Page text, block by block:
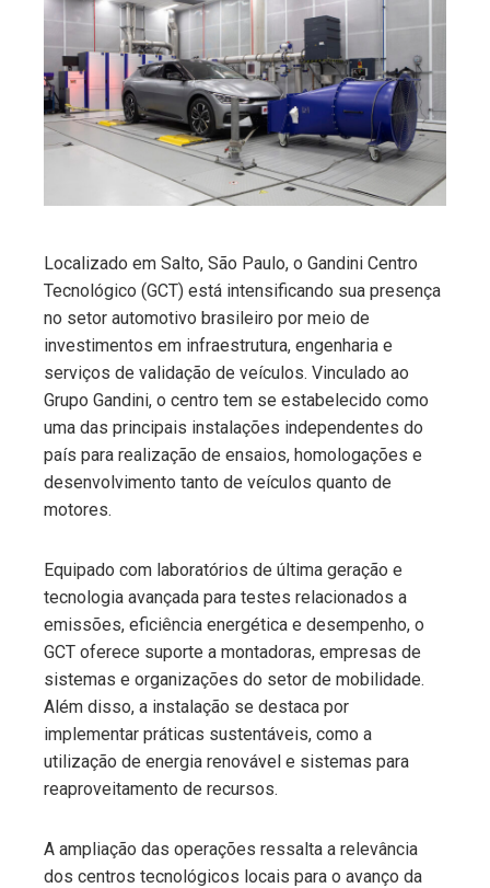
Localizado em Salto, São Paulo, o Gandini Centro
Tecnológico (GCT) está intensificando sua presença
no setor automotivo brasileiro por meio de
investimentos em infraestrutura, engenharia e
serviços de validação de veículos. Vinculado ao
Grupo Gandini, o centro tem se estabelecido como
uma das principais instalações independentes do
país para realização de ensaios, homologações e
desenvolvimento tanto de veículos quanto de
motores.
Equipado com laboratórios de última geração e
tecnologia avançada para testes relacionados a
emissões, eficiência energética e desempenho, o
GCT oferece suporte a montadoras, empresas de
sistemas e organizações do setor de mobilidade.
Além disso, a instalação se destaca por
implementar práticas sustentáveis, como a
utilização de energia renovável e sistemas para
reaproveitamento de recursos.
A ampliação das operações ressalta a relevância
dos centros tecnológicos locais para o avanço da